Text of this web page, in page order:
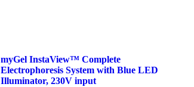
myGel InstaView™ Complete
Electrophoresis System with Blue LED
Illuminator, 230V input